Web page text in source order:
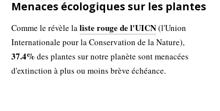
Menaces écologiques sur les plantes
Comme le révèle laliste rouge de l'UICN(l'Union
Internationale pour la Conservation de la Nature),
37.4% des plantes sur notre planète sont menacées
d'extinction à plus ou moins brève échéance.